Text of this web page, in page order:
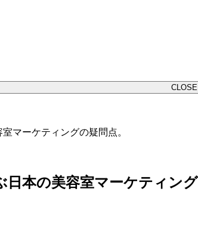
CLOSE
マーケティングの疑問点。
本の美容室マーケティング